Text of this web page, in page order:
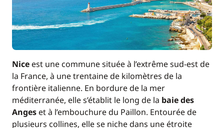
Nice est une commune située à l’extrême sud-est de
la France, à une trentaine de kilomètres de la
frontière italienne. En bordure de la mer
méditerranée, elle s’établit le long de la baie des
Anges et à l’embouchure du Paillon. Entourée de
plusieurs collines, elle se niche dans une étroite